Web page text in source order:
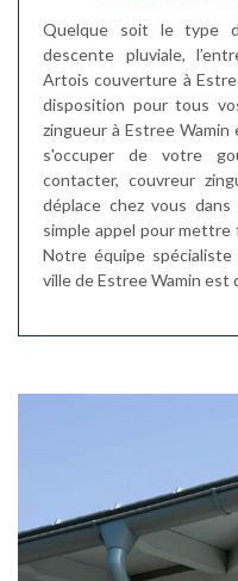
Quelque soit le type
descente pluviale,
Artois couverture à
disposition pour tous
zingueur à Estree
s'occuper de votre
contacter, couvreur
déplace chez vous
simple appel pour
Notre équipe
ville de Estree Wamin